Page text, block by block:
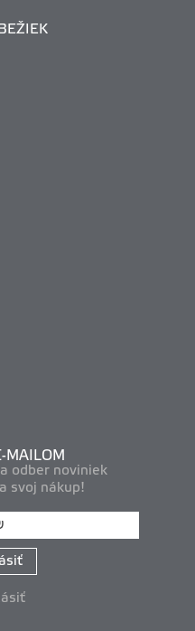
MAILOM
odber noviniek
svoj nákup!